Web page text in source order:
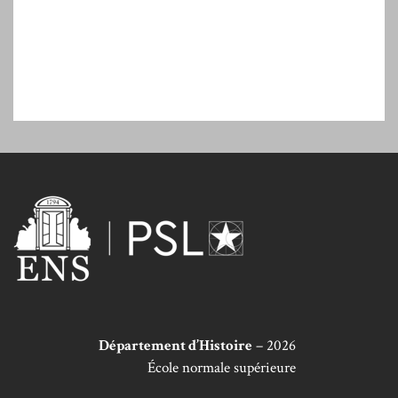
Département d’Histoire – 2026
École normale supérieure